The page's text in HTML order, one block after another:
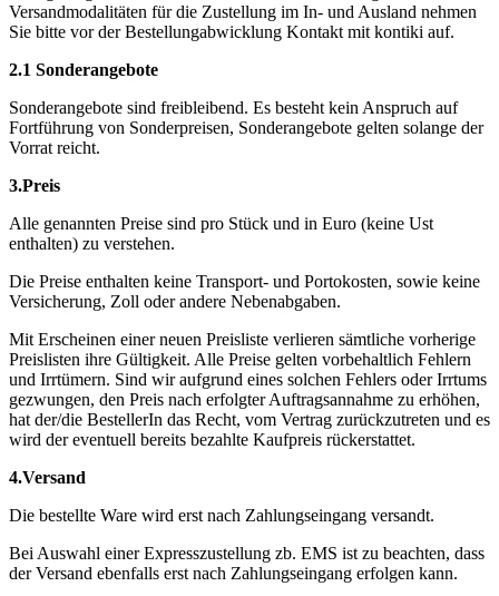
Versandmodalitäten für die Zustellung im In- und Ausland nehmen
Sie bitte vor der Bestellungabwicklung Kontakt mit kontiki auf.
2.1 Sonderangebote
Sonderangebote sind freibleibend. Es besteht kein Anspruch auf
Fortführung von Sonderpreisen, Sonderangebote gelten solange der
Vorrat reicht.
3.Preis
Alle genannten Preise sind pro Stück und in Euro (keine Ust
enthalten) zu verstehen.
Die Preise enthalten keine Transport- und Portokosten, sowie keine
Versicherung, Zoll oder andere Nebenabgaben.
Mit Erscheinen einer neuen Preisliste verlieren sämtliche vorherige
Preislisten ihre Gültigkeit. Alle Preise gelten vorbehaltlich Fehlern
und Irrtümern. Sind wir aufgrund eines solchen Fehlers oder Irrtums
gezwungen, den Preis nach erfolgter Auftragsannahme zu erhöhen,
hat der/die BestellerIn das Recht, vom Vertrag zurückzutreten und es
wird der eventuell bereits bezahlte Kaufpreis rückerstattet.
4.Versand
Die bestellte Ware wird erst nach Zahlungseingang versandt.
Bei Auswahl einer Expresszustellung zb. EMS ist zu beachten, dass
der Versand ebenfalls erst nach Zahlungseingang erfolgen kann.